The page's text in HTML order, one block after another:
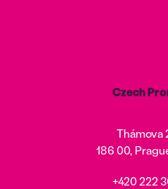
Czech
Thámova
186 00,
+420 222